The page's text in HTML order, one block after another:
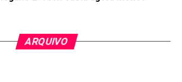
ARQUIVO